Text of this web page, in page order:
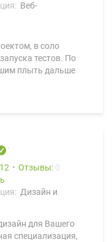
Веб-
в соло
тестов. По
плыть дальше
Отзывы: 0
Дизайн и
для Вашего
специализация,